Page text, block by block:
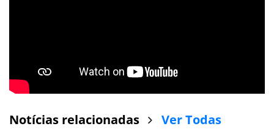
Notícias relacionadas Ver Todas